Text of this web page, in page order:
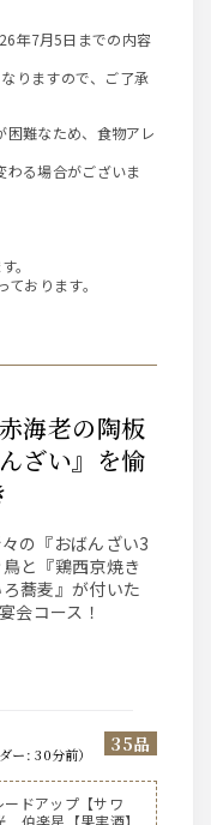
年7月5日までの内容
りますので、ご了承
難なため、食物アレ
る場合がございま
。
おります。
ざい』を愉
の『おばんざい3
と『鶏西京焼き
蕎麦』が付いた
会コース！
ー:30分前） 35品
ドアップ【サワ
伯楽星【果実酒】